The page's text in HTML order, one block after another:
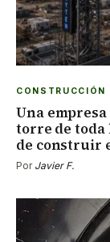
CONSTRUCCIÓN
Una
torre de toda
de construir
Por Javier F.